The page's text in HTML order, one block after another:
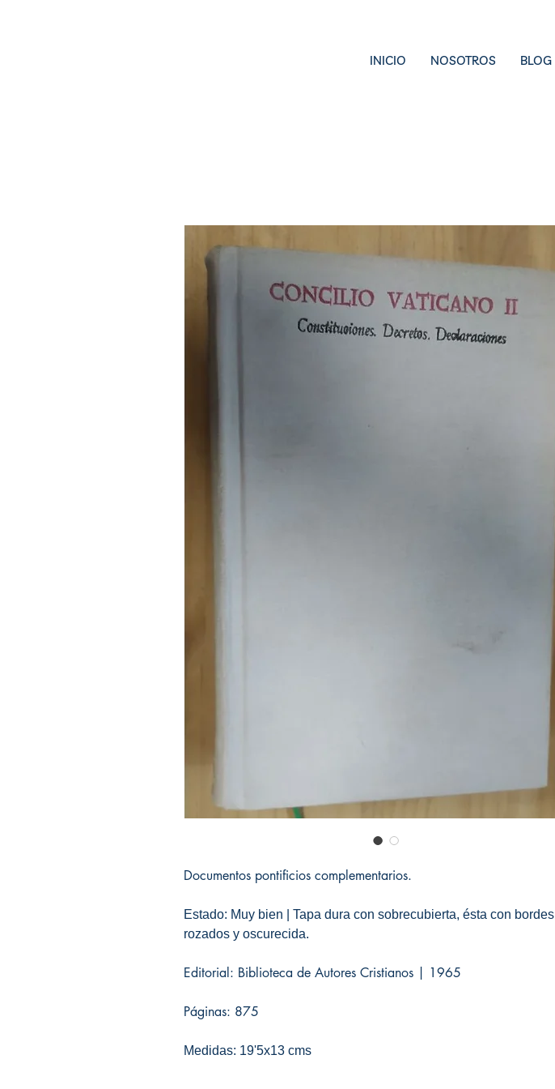
INICIO NOSOTROS BLOG
Documentos pontificios complementarios.
Estado: Muy bien | Tapa dura con sobrecubierta, ésta con bordes
rozados y oscurecida.
Editorial: Biblioteca de Autores Cristianos | 1965
Páginas: 875
Medidas: 19'5x13 cms